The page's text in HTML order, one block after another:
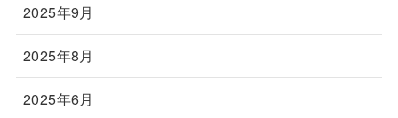
2025年9月
2025年8月
2025年6月